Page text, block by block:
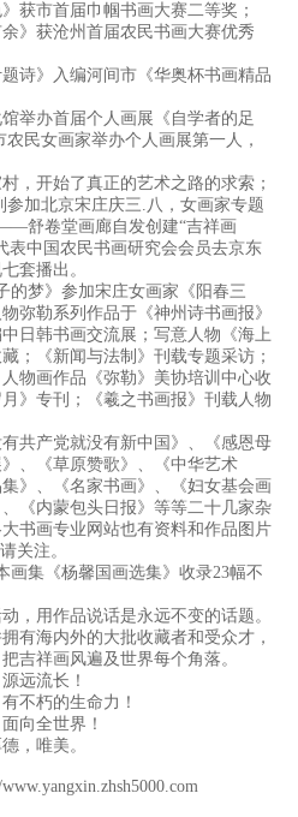
市首届巾帼书画大赛二等奖；
获沧州首届农民书画大赛优秀
》入编河间市《华奥杯书画精品
办首届个人画展《自学者的足
民女画家举办个人画展第一人，
开始了真正的艺术之路的求索；
加北京宋庄庆三.八，女画家专题
舒卷堂画廊自发创建“吉祥画
表中国农民书画研究会会员去京东
套播出。
梦》参加宋庄女画家《阳春三
弥勒系列作品于《神州诗书画报》
日韩书画交流展；写意人物《海上
；《新闻与法制》刊载专题采访；
物画作品《弥勒》美协培训中心收
》专刊；《羲之书画报》刊载人物
产党就没有新中国》、《感恩母
、《草原赞歌》、《中华艺术
》、《名家书画》、《妇女基会画
《内蒙包头日报》等等二十几家杂
书画专业网站也有资料和作品图片
关注。
集《杨馨国画选集》收录23幅不
用作品说话是永远不变的话题。
有海内外的大批收藏者和受众才，
吉祥画风遍及世界每个角落。
流长！
朽的生命力！
全世界！
，唯美。